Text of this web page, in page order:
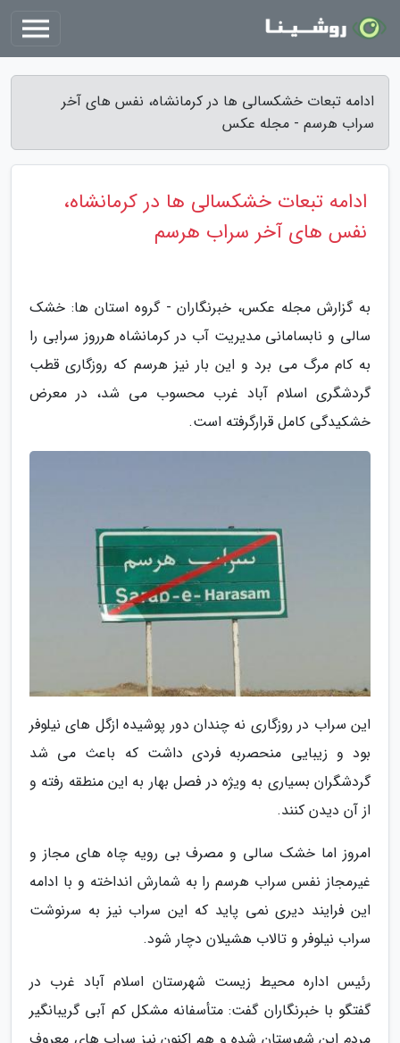
ادامه تبعات خشکسالی ها در کرمانشاه، نفس های آخر
سراب هرسم - مجله عکس
ادامه تبعات خشکسالی ها در کرمانشاه،
نفس های آخر سراب هرسم
به گزارش مجله عکس، خبرنگاران - گروه استان ها: خشک
سالی و نابسامانی مدیریت آب در کرمانشاه هرروز سرابی را
به کام مرگ می برد و این بار نیز هرسم که روزگاری قطب
گردشگری اسلام آباد غرب محسوب می شد، در معرض
خشکیدگی کامل قرارگرفته است.
این سراب در روزگاری نه چندان دور پوشیده ازگل های نیلوفر
بود و زیبایی منحصربه فردی داشت که باعث می شد
گردشگران بسیاری به ویژه در فصل بهار به این منطقه رفته و
از آن دیدن کنند.
امروز اما خشک سالی و مصرف بی رویه چاه های مجاز و
غیرمجاز نفس سراب هرسم را به شمارش انداخته و با ادامه
این فرایند دیری نمی پاید که این سراب نیز به سرنوشت
سراب نیلوفر و تالاب هشیلان دچار شود.
رئیس اداره محیط زیست شهرستان اسلام آباد غرب در
گفتگو با خبرنگاران گفت: متأسفانه مشکل کم آبی گریبانگیر